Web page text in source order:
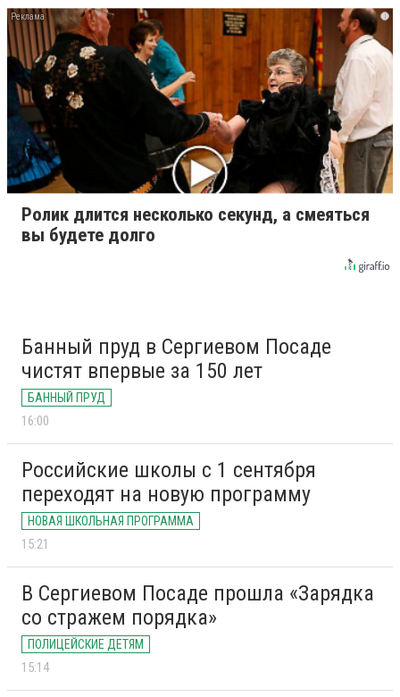
i
Ролик длится несколько секунд, а смеяться
вы будете долго
Банный пруд в Сергиевом Посаде
чистят впервые за 150 лет
БАННЫЙ ПРУД
16:00
Российские школы с 1 сентября
переходят на новую программу
НОВАЯ ШКОЛЬНАЯ ПРОГРАММА
15:21
В Сергиевом Посаде прошла «Зарядка
со стражем порядка»
ПОЛИЦЕЙСКИЕ ДЕТЯМ
15:14